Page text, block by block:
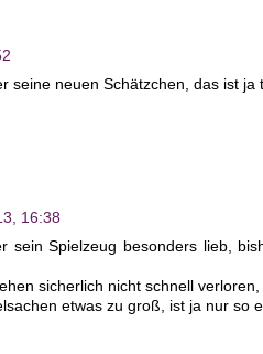
seine neuen Schätzchen, das ist ja
16:38
sein Spielzeug besonders lieb,
sicherlich nicht schnell
etwas zu groß, ist ja nur so